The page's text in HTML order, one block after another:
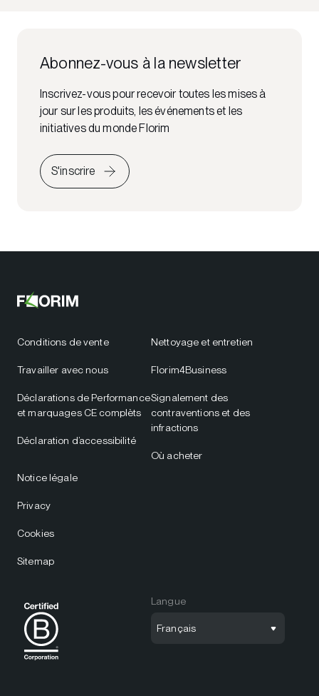
Abonnez-vous à la newsletter
Inscrivez-vous pour recevoir toutes les mises à
jour sur les produits, les événements et les
initiatives du monde Florim
S'inscrire
Conditions de vente
Travailler avec nous
Déclarations de Performance
et marquages CE complèts
Déclaration d’accessibilité
Nettoyage et entretien
Florim4Business
Signalement des
contraventions et des
infractions
Où acheter
Notice légale
Privacy
Cookies
Sitemap
Langue
Français